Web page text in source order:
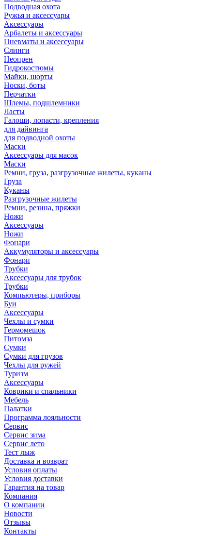
Подводная охота
Ружья и аксессуары
Аксессуары
Арбалеты и аксессуары
Пневматы и аксессуары
Слинги
Неопрен
Гидрокостюмы
Майки, шорты
Носки, боты
Перчатки
Шлемы, подшлемники
Ласты
Галоши, лопасти, крепления
для дайвинга
для подводной охоты
Маски
Аксессуары для масок
Маски
Ремни, груза, разгрузочные жилеты, куканы
Груза
Куканы
Разгрузочные жилеты
Ремни, резина, пряжки
Ножи
Аксессуары
Ножи
Фонари
Аккумуляторы и аксессуары
Фонари
Трубки
Аксессуары для трубок
Трубки
Компьютеры, приборы
Буи
Аксессуары
Чехлы и сумки
Гермомешок
Питомза
Сумки
Сумки для грузов
Чехлы для ружей
Туризм
Аксессуары
Коврики и спальники
Мебель
Палатки
Программа лояльности
Сервис
Сервис зима
Сервис лето
Тест лыж
Доставка и возврат
Условия оплаты
Условия доставки
Гарантия на товар
Компания
О компании
Новости
Отзывы
Контакты